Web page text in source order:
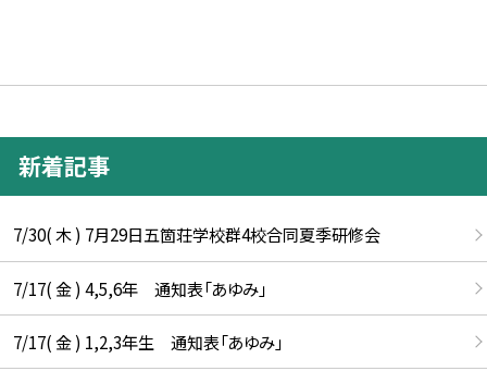
新着記事
7/30( 木 ) 7月29日五箇荘学校群4校合同夏季研修会
7/17( 金 ) 4,5,6年 通知表「あゆみ」
7/17( 金 ) 1,2,3年生 通知表「あゆみ」